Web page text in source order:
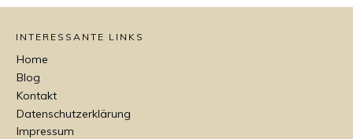
INTERESSANTE LINKS
Home
Blog
Kontakt
Datenschutzerklärung
Impressum